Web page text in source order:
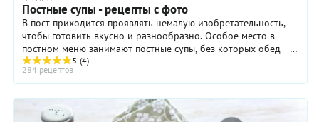
Постные супы - рецепты с фото
В пост приходится проявлять немалую изобретательность,
чтобы готовить вкусно и разнообразно. Особое место в
постном меню занимают постные супы, без которых обед –
не обед. Употребление рыбы во время ...
5 (4)
284 рецептов